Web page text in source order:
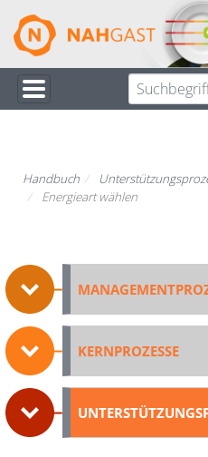
Direkt
zum
Inhalt
Handbuch
Energieart wählen
KERNPROZESSE